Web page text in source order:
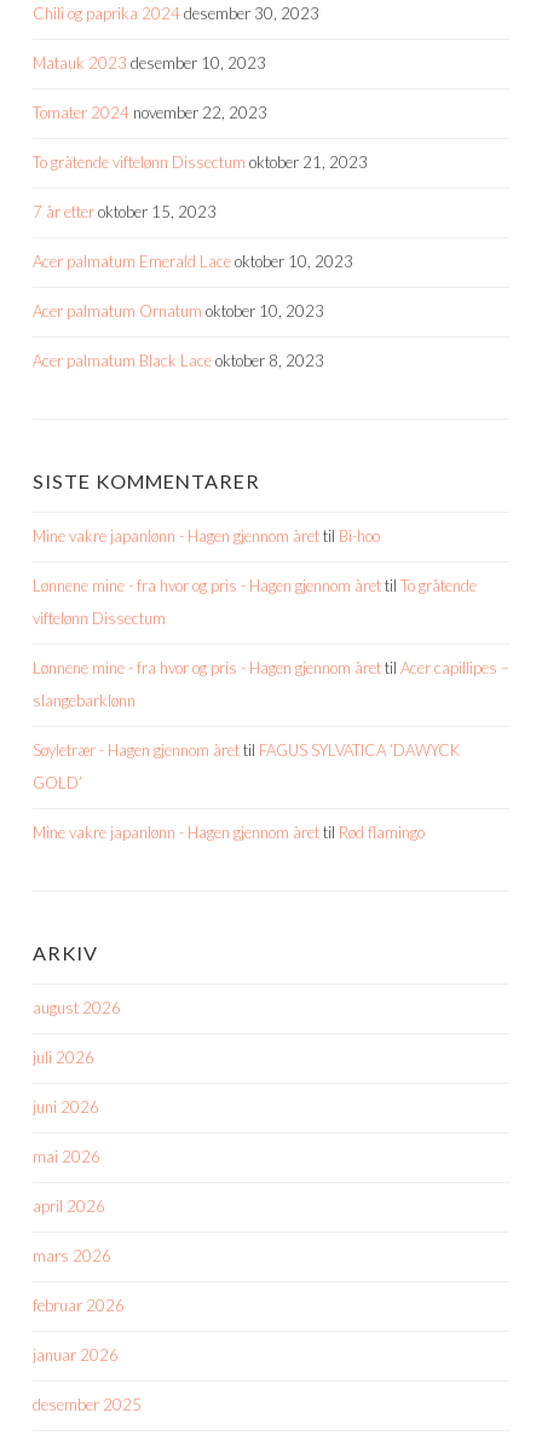
Chili og paprika 2024desember 30, 2023
Matauk 2023 desember 10, 2023
Tomater 2024 november 22, 2023
To gråtende viftelønn Dissectum oktober 21, 2023
7 år etteroktober 15, 2023
Acer palmatum Emerald Laceoktober 10, 2023
Acer palmatum Ornatum oktober 10, 2023
Acer palmatum Black Laceoktober 8, 2023
SISTE KOMMENTARER
Mine vakre japanlønn - Hagen gjennom årettil Bi-hoo
Lønnene mine - fra hvor og pris - Hagen gjennom årettil To gråtende
viftelønn Dissectum
Lønnene mine - fra hvor og pris - Hagen gjennom årettil Acer capillipes –
slangebarklønn
Søyletrær - Hagen gjennom årettil FAGUS SYLVATICA ‘DAWYCK
GOLD’
Mine vakre japanlønn - Hagen gjennom årettil Rød flamingo
ARKIV
august 2026
juli 2026
juni 2026
mai 2026
april 2026
mars 2026
februar 2026
januar 2026
desember 2025